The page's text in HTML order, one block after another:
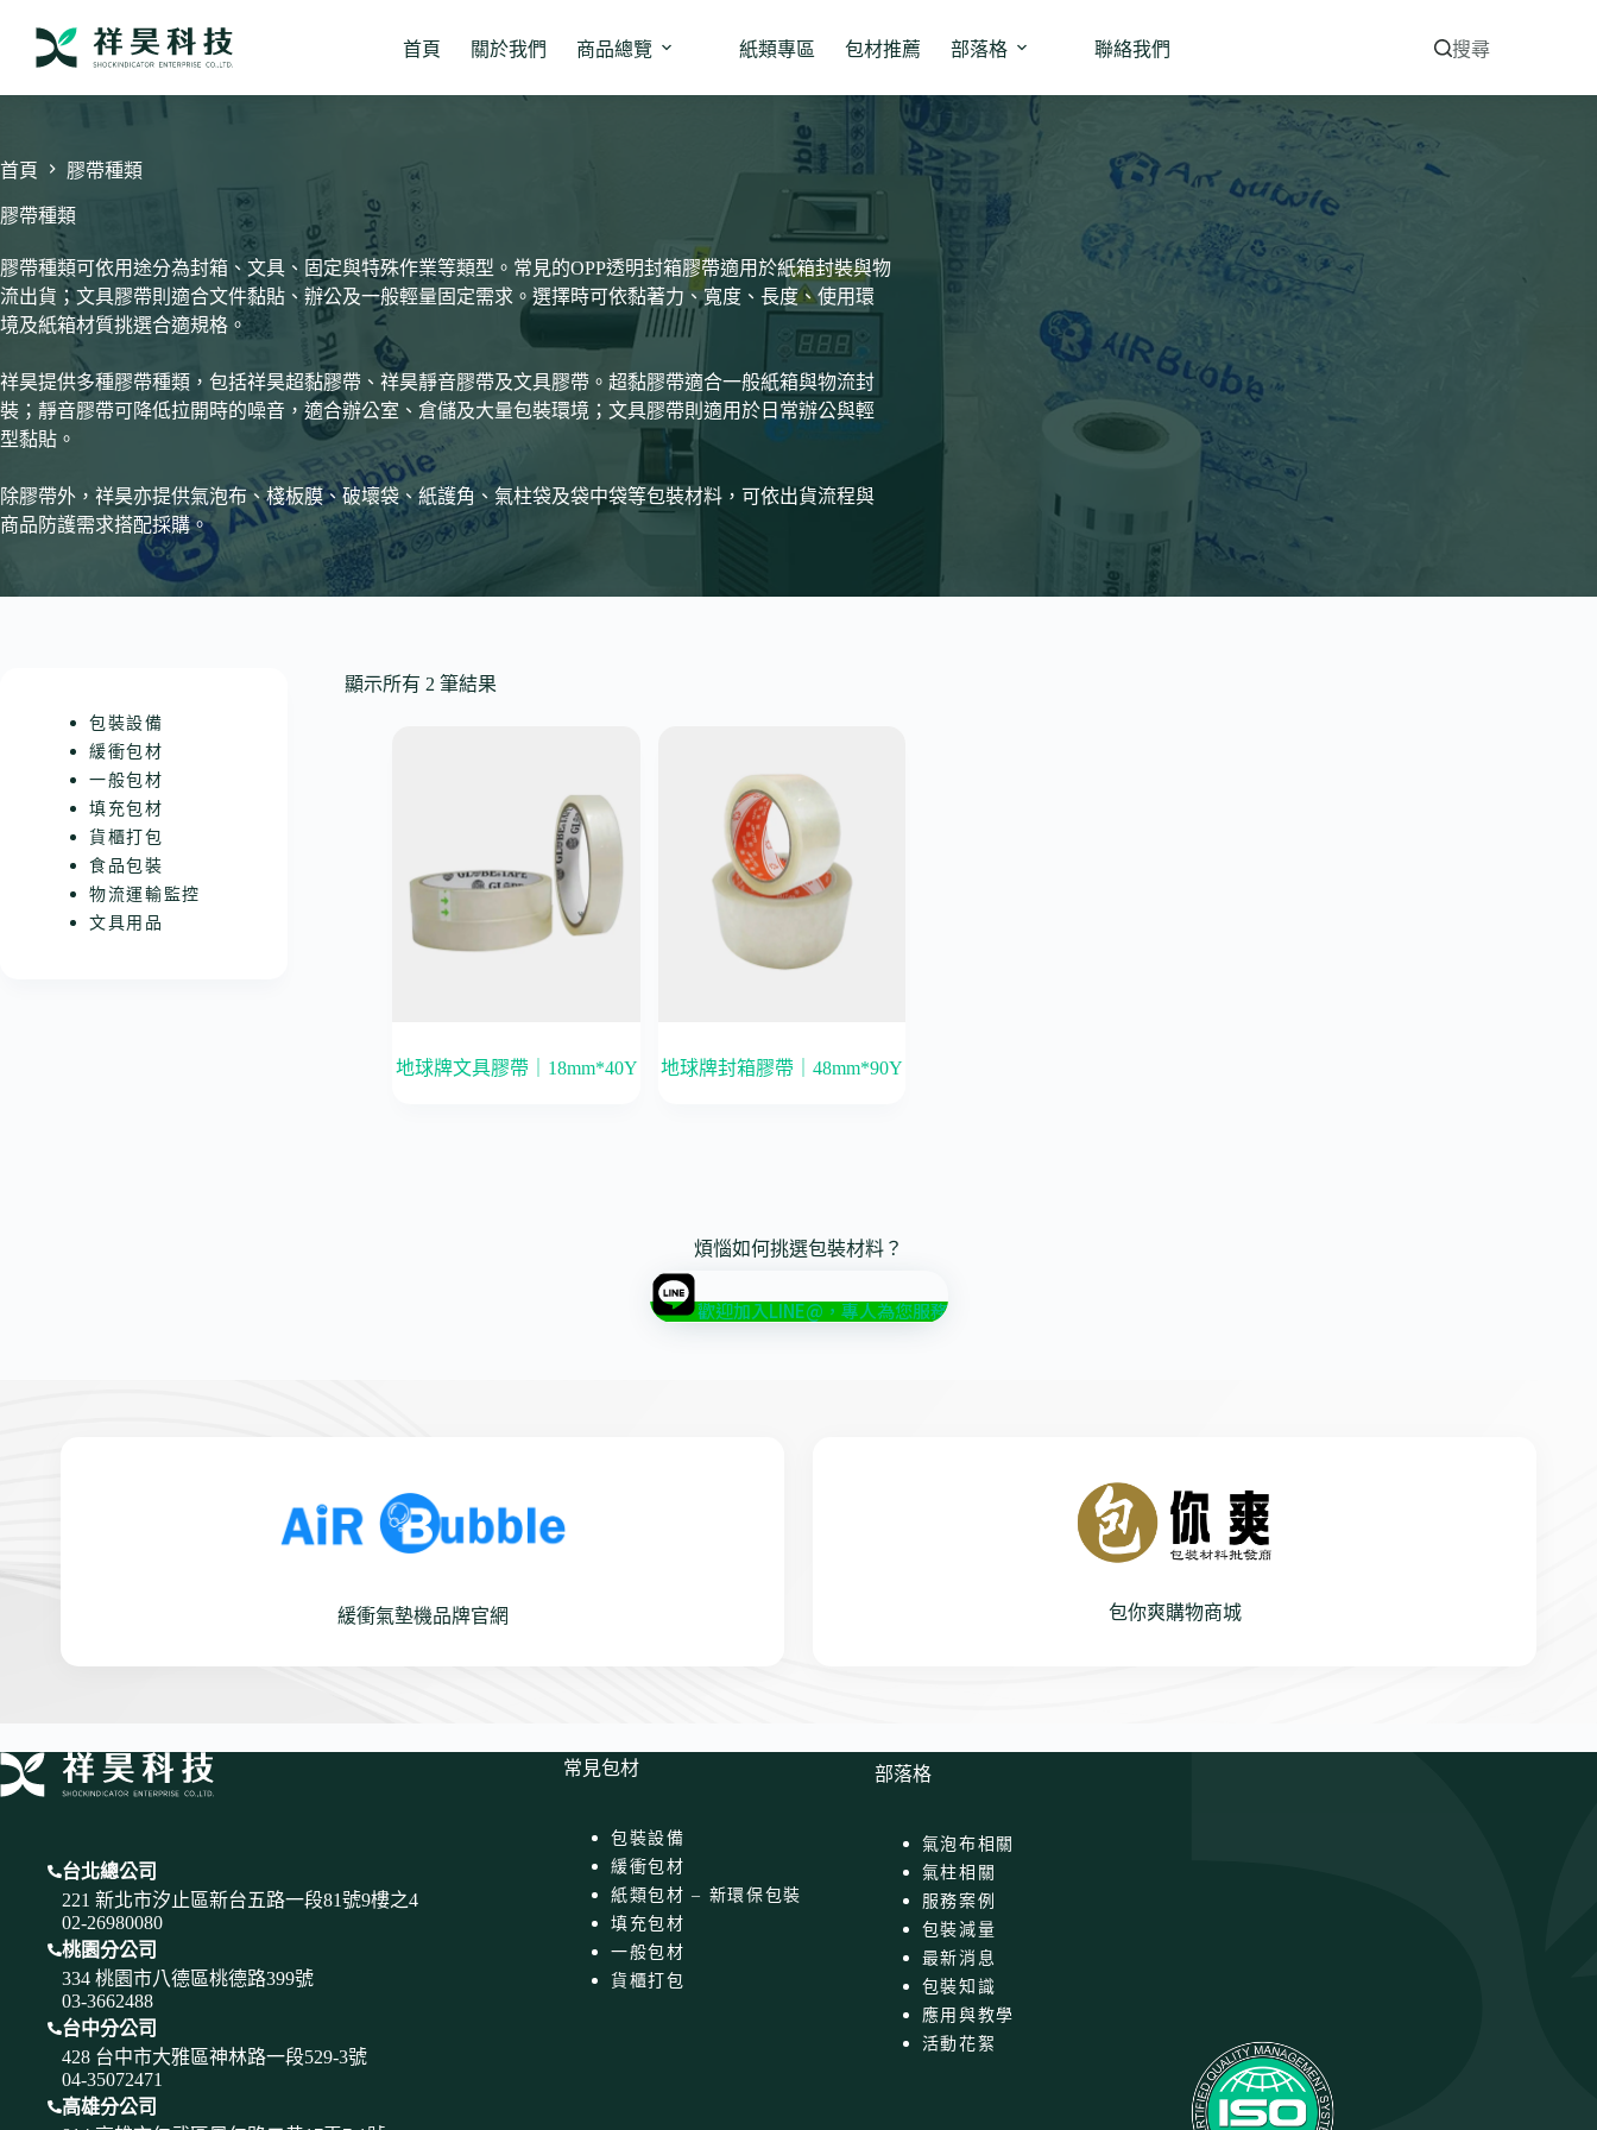
要
容
首頁 關於我們 商品總覽 紙類專區 包材推薦 部落格 聯絡我們 搜尋
首頁 膠帶種類
膠帶種類
膠帶種類可依用途分為封箱、文具、固定與特殊作業等類型。常見的OPP透明封箱膠帶適用於紙箱封裝與物
流出貨；文具膠帶則適合文件黏貼、辦公及一般輕量固定需求。選擇時可依黏著力、寬度、長度、使用環
境及紙箱材質挑選合適規格。
祥昊提供多種膠帶種類，包括祥昊超黏膠帶、祥昊靜音膠帶及文具膠帶。超黏膠帶適合一般紙箱與物流封
裝；靜音膠帶可降低拉開時的噪音，適合辦公室、倉儲及大量包裝環境；文具膠帶則適用於日常辦公與輕
型黏貼。
除膠帶外，祥昊亦提供氣泡布、棧板膜、破壞袋、紙護角、氣柱袋及袋中袋等包裝材料，可依出貨流程與
商品防護需求搭配採購。
顯示所有 2 筆結果
地球牌文具膠帶｜18mm*40Y 地球牌封箱膠帶｜48mm*90Y
包裝設備
緩衝包材
一般包材
填充包材
貨櫃打包
食品包裝
物流運輸監控
文具用品
煩惱如何挑選包裝材料？
歡迎加入LINE@，專人為您服務
緩衝氣墊機品牌官網 包你爽購物商城
台北總公司
221 新北市汐止區新台五路一段81號9樓之4
02-26980080
桃園分公司
334 桃園市八德區桃德路399號
03-3662488
台中分公司
428 台中市大雅區神林路一段529-3號
04-35072471
高雄分公司
常見包材
包裝設備
緩衝包材
紙類包材 – 新環保包裝
填充包材
一般包材
貨櫃打包
部落格
氣泡布相關
氣柱相關
服務案例
包裝減量
最新消息
包裝知識
應用與教學
活動花絮